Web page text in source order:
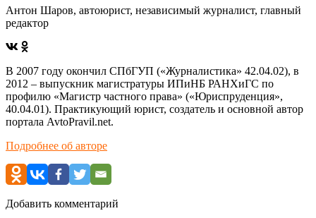
Антон Шаров, автоюрист, независимый журналист, главный
редактор
В 2007 году окончил СПбГУП («Журналистика» 42.04.02), в
2012 – выпускник магистратуры ИПиНБ РАНХиГС по
профилю «Магистр частного права» («Юриспруденция»,
40.04.01). Практикующий юрист, создатель и основной автор
портала AvtoPravil.net.
Подробнее об авторе
Добавить комментарий